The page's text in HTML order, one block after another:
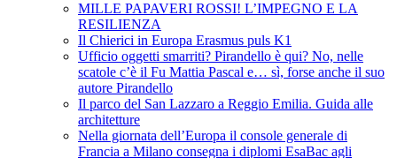
MILLE PAPAVERI ROSSI! L’IMPEGNO E LA
RESILIENZA
Il Chierici in Europa Erasmus puls K1
Ufficio oggetti smarriti? Pirandello è qui? No, nelle
scatole c’è il Fu Mattia Pascal e… sì, forse anche il suo
autore Pirandello
Il parco del San Lazzaro a Reggio Emilia. Guida alle
architetture
Nella giornata dell’Europa il console generale di
Francia a Milano consegna i diplomi EsaBac agli